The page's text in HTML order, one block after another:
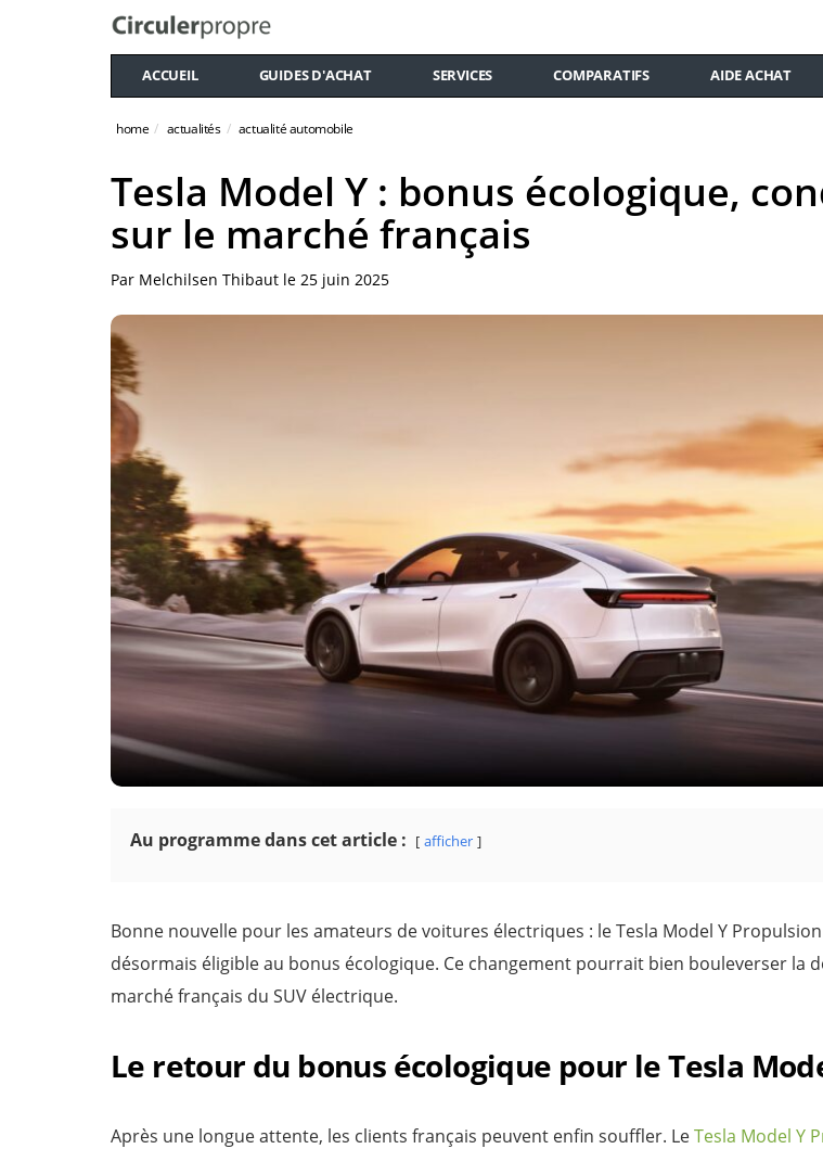
ACCUEIL GUIDES D'ACHAT SERVICES COMPARATIFS AIDE ACHAT
home actualités actualité automobile
Tesla Model Y : bonus écologique,
sur le marché français
Par Melchilsen Thibaut le 25 juin 2025
Au programme dans cet article : afficher
Bonne nouvelle pour les amateurs de voitures électriques : le Tesla Model Y
désormais éligible au bonus écologique. Ce changement pourrait bien bouleverser la
marché français du SUV électrique.
Le retour du bonus écologique pour le Tesla
Après une longue attente, les clients français peuvent enfin souffler. LeTesla Model Y